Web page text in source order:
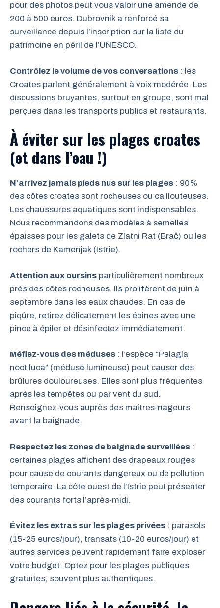
pour des photos peut vous valoir une amende de
200 à 500 euros. Dubrovnik a renforcé sa
surveillance depuis l’inscription sur la liste du
patrimoine en péril de l’UNESCO.
Contrôlez le volume de vos conversations : les
Croates parlent généralement à voix modérée. Les
discussions bruyantes, surtout en groupe, sont mal
perçues dans les transports publics et restaurants.
À éviter sur les plages croates
(et dans l’eau !)
N’arrivez jamais pieds nus sur les plages : 90%
des côtes croates sont rocheuses ou caillouteuses.
Les chaussures aquatiques sont indispensables.
Nous recommandons des modèles à semelles
épaisses pour les galets de Zlatni Rat (Brač) ou les
rochers de Kamenjak (Istrie).
Attention aux oursins particulièrement nombreux
près des côtes rocheuses. Ils prolifèrent de juin à
septembre dans les eaux chaudes. En cas de
piqûre, retirez délicatement les épines avec une
pince à épiler et désinfectez immédiatement.
Méfiez-vous des méduses : l’espèce “Pelagia
noctiluca” (méduse lumineuse) peut causer des
brûlures douloureuses. Elles sont plus fréquentes
après les tempêtes ou par vent du sud.
Renseignez-vous auprès des maîtres-nageurs
avant la baignade.
Respectez les zones de baignade surveillées :
certaines plages affichent des drapeaux rouges
pour cause de courants dangereux ou de pollution
temporaire. La côte ouest de l’Istrie peut présenter
des courants forts l’après-midi.
Évitez les extras sur les plages privées : parasols
(15-25 euros/jour), transats (10-20 euros/jour) et
autres services peuvent rapidement faire exploser
votre budget. Optez pour les plages publiques
gratuites, souvent plus authentiques.